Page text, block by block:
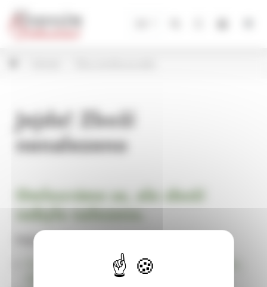
Jejda! Zboží
nenalezeno
Omlouváme se, ale zboží
nebylo nalezeno.
Pokračujte na
Úvodní stránku Dekorace, bytové a zahradní doplňky,
dárky | HARASIM.info
Panel pro správu cookies